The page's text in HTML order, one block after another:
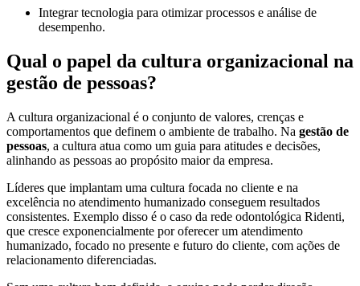
Integrar tecnologia para otimizar processos e análise de
desempenho.
Qual o papel da cultura organizacional na
gestão de pessoas?
A cultura organizacional é o conjunto de valores, crenças e
comportamentos que definem o ambiente de trabalho. Na gestão de
pessoas, a cultura atua como um guia para atitudes e decisões,
alinhando as pessoas ao propósito maior da empresa.
Líderes que implantam uma cultura focada no cliente e na
excelência no atendimento humanizado conseguem resultados
consistentes. Exemplo disso é o caso da rede odontológica Ridenti,
que cresce exponencialmente por oferecer um atendimento
humanizado, focado no presente e futuro do cliente, com ações de
relacionamento diferenciadas.